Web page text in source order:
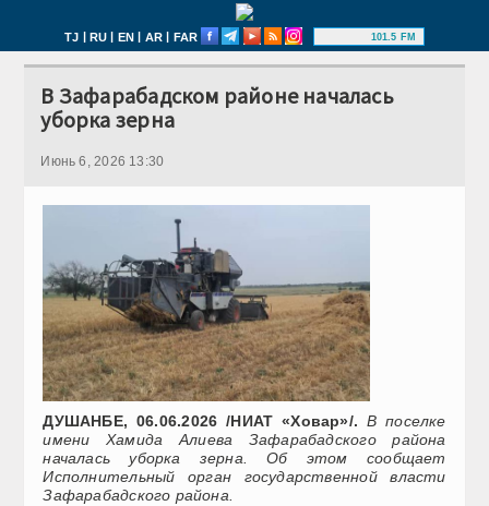
TJ | RU | EN | AR | FAR 101.5 FM
В Зафарабадском районе началась
уборка зерна
Июнь 6, 2026 13:30
ДУШАНБЕ, 06.06.2026 /НИАТ «Ховар»/. В поселке
имени Хамида Алиева Зафарабадского района
началась уборка зерна. Об этом сообщает
Исполнительный орган государственной власти
Зафарабадского района.